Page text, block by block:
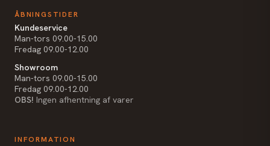
ÅBNINGSTIDER
Kundeservice
Man-tors 09.00-15.00
Fredag 09.00-12.00
Showroom
Man-tors 09.00-15.00
Fredag 09.00-12.00
OBS! Ingen afhentning af varer
INFORMATION